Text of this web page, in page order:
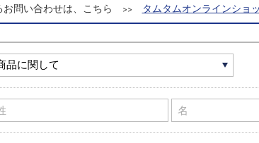
お問い合わせは、こちら
>> タムタムオンラインショ